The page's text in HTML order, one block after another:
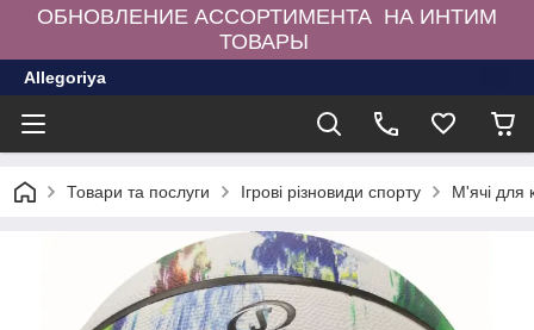
ОБНОВЛЕНИЕ АССОРТИМЕНТА НА ИНТИМ
ТОВАРЫ
Allegoriya
Товари та послуги Ігрові різновиди спорту М'ячі для